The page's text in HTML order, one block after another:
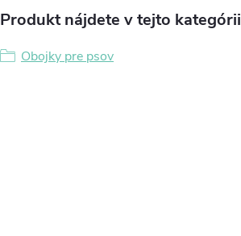
Produkt nájdete v tejto kategórii
Obojky pre psov